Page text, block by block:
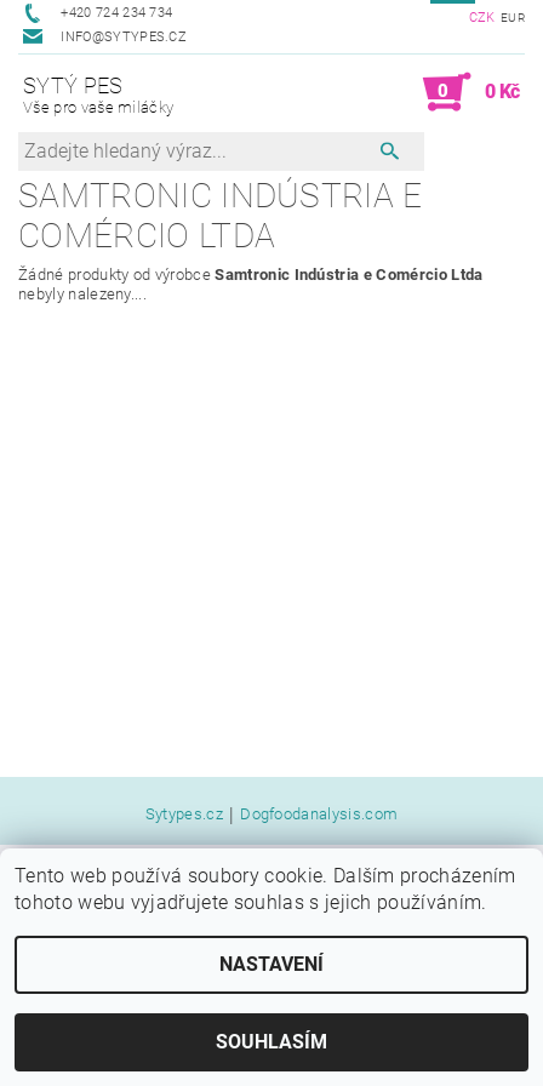
+420 724 234 734
INFO@SYTYPES.CZ
CZK EUR
SYTÝ PES
Vše pro vaše miláčky
0 0 Kč
SAMTRONIC INDÚSTRIA E
COMÉRCIO LTDA
Žádné produkty od výrobceSamtronic Indústria e Comércio Ltda
nebyly nalezeny....
Sytypes.cz | Dogfoodanalysis.com
2026 © SYTÝ PES, všechna práva vyhrazena
Vytvořil Shoptet
Tento web používá soubory cookie. Dalším procházením
tohoto webu vyjadřujete souhlas s jejich používáním.
NASTAVENÍ
SOUHLASÍM